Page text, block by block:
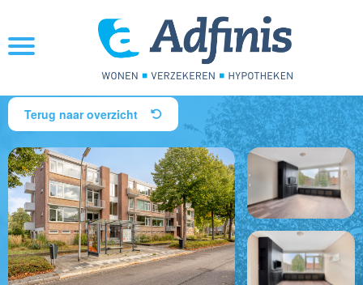
Terug naar overzicht